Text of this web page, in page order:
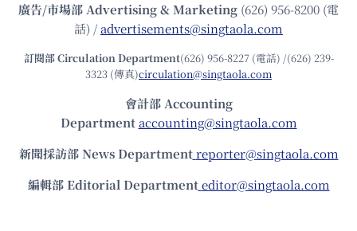
廣告/市場部Advertising & Marketing (626) 956-8200 (電
話) /advertisements@singtaola.com
訂閱部 Circulation Department(626) 956-8227 (電話) /(626) 239-
3323 (傳真)circulation@singtaola.com
會計部 Accounting
Department accounting@singtaola.com
新聞採訪部 News Department reporter@singtaola.com
編輯部 Editorial Department editor@singtaola.com